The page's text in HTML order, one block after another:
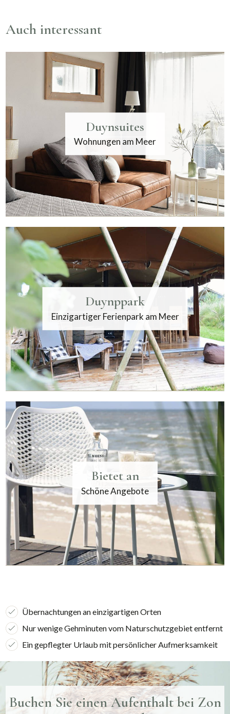
Auch interessant
Duynsuites
Wohnungen am Meer
Duynppark
Einzigartiger Ferienpark am Meer
Bietet an
Schöne Angebote
Übernachtungen an einzigartigen Orten
Nur wenige Gehminuten vom Naturschutzgebiet entfernt
Ein gepflegter Urlaub mit persönlicher Aufmerksamkeit
Buchen Sie einen Aufenthalt bei Zon